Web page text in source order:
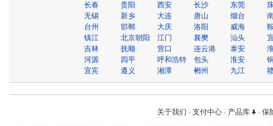
长春
贵阳 西安 长沙 东莞
无锡
新乡 大连 唐山 烟台
台州
邯郸 大庆 洛阳 威海
镇江
北京朝阳 江门 襄樊 汕头
吉林
抚顺 营口 连云港 泰安
河源
四平 呼和浩特 包头 淮安
宜宾
遵义 湘潭 郴州 九江
关于我们 - 支付中心- 产品库 - 保